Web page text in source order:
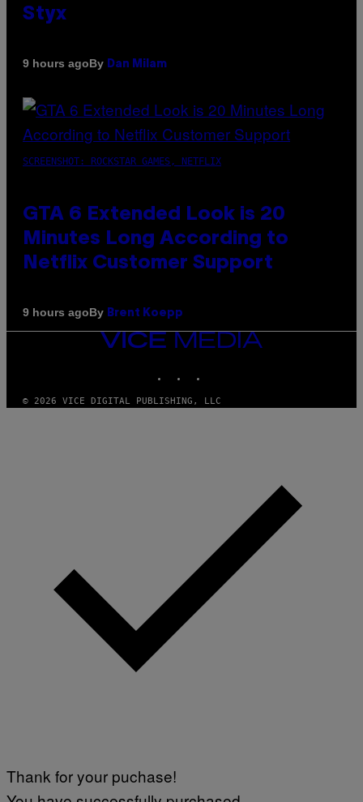
Styx
9 hours agoBy Dan Milam
SCREENSHOT: ROCKSTAR GAMES, NETFLIX
GTA 6 Extended Look is 20
Minutes Long According to
Netflix Customer Support
9 hours agoBy Brent Koepp
VICE
MEDIA
© 2026 VICE DIGITAL PUBLISHING, LLC
Thank for your puchase!